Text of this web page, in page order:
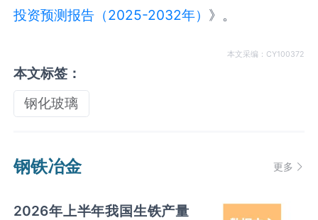
投资预测报告（2025-2032年） 》。
本文采编：CY100372
本文标签：
钢化玻璃
钢铁冶金 更多
2026年上半年我国生铁产量